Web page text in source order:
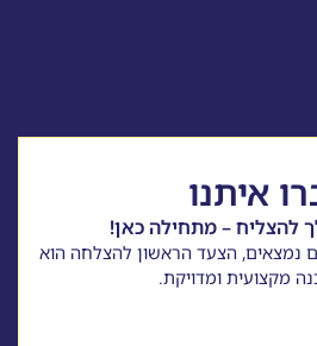
איתנו
– מתחילה כאן!
הצעד הראשון להצלחה הוא
ומדויקת.